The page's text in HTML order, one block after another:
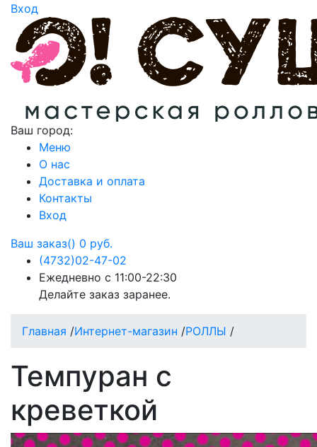
Вход
Ваш город:
Меню
О нас
Доставка и оплата
Контакты
Вход
Ваш заказ() 0 руб.
(4732)02-47-02
Ежедневно с 11:00-22:30
Делайте заказ заранее.
Главная /Интернет-магазин /РОЛЛЫ /
Темпуран с
креветкой